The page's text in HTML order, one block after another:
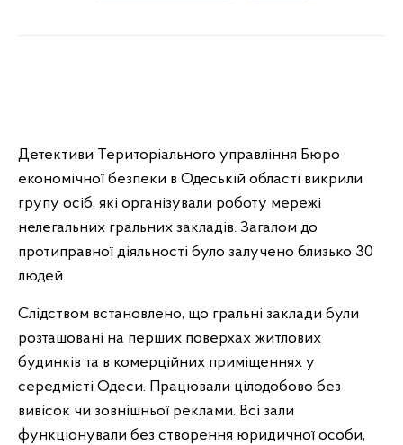
Детективи Територіального управління Бюро
економічної безпеки в Одеській області викрили
групу осіб, які організували роботу мережі
нелегальних гральних закладів. Загалом до
протиправної діяльності було залучено близько 30
людей.
Слідством встановлено, що гральні заклади були
розташовані на перших поверхах житлових
будинків та в комерційних приміщеннях у
середмісті Одеси. Працювали цілодобово без
вивісок чи зовнішньої реклами. Всі зали
функціонували без створення юридичної особи,